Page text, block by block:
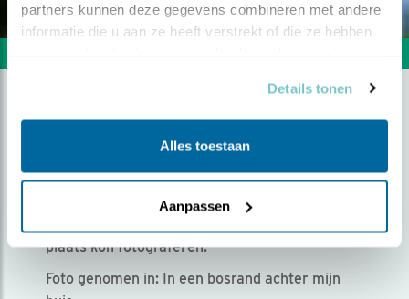
partners kunnen deze gegevens combineren met andere
informatie die u aan ze heeft verstrekt of die ze hebben
Details tonen
Alles toestaan
Aanpassen
PERFECTE ZIT
Door Grietus Jalving | Geplaatst op zondag 13 juli
plaats kon fotograferen.
Foto genomen in: In een bosrand achter mijn